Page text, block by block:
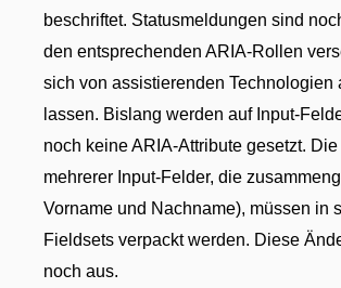
beschriftet. Statusmeldungen sind
den entsprechenden ARIA-Rollen
sich von assistierenden Technologien
lassen. Bislang werden auf Input-
noch keine ARIA-Attribute gesetzt.
mehrerer Input-Felder, die
Vorname und Nachname), müssen in
Fieldsets verpackt werden. Diese
noch aus.